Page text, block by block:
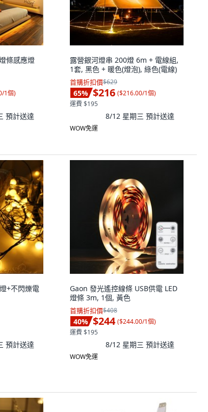
條感應燈
1個)
預計送達
露營銀河燈串 200燈 6m + 電線組,
1套, 黑色 + 暖色(燈泡), 綠色(電線)
首購折扣價$629
65% $216 ($216.00/1個)
運費 $195
8/12 星期三 預計送達
WOW免運
+不閃爍電
預計送達
Gaon 發光遙控線條 USB供電 LED
燈條 3m, 1個, 黃色
首購折扣價$408
40% $244 ($244.00/1個)
運費 $195
8/12 星期三 預計送達
WOW免運